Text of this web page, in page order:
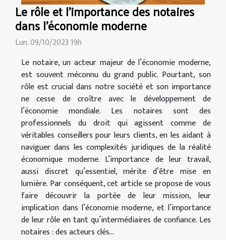
Le rôle et l'importance des notaires
dans l'économie moderne
Lun. 09/10/2023 19h
Le notaire, un acteur majeur de l’économie moderne,
est souvent méconnu du grand public. Pourtant, son
rôle est crucial dans notre société et son importance
ne cesse de croître avec le développement de
l’économie mondiale. Les notaires sont des
professionnels du droit qui agissent comme de
véritables conseillers pour leurs clients, en les aidant à
naviguer dans les complexités juridiques de la réalité
économique moderne. L’importance de leur travail,
aussi discret qu’essentiel, mérite d’être mise en
lumière. Par conséquent, cet article se propose de vous
faire découvrir la portée de leur mission, leur
implication dans l’économie moderne, et l’importance
de leur rôle en tant qu’intermédiaires de confiance. Les
notaires : des acteurs clés...